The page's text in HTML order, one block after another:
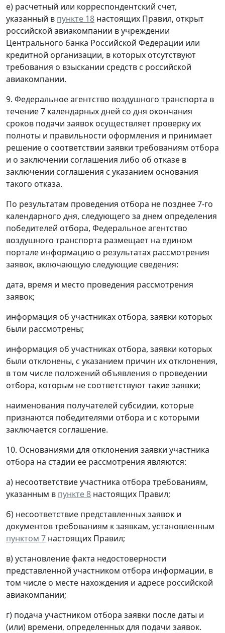
е) расчетный или корреспондентский счет,
указанный в пункте 18 настоящих Правил, открыт
российской авиакомпании в учреждении
Центрального банка Российской Федерации или
кредитной организации, в которых отсутствуют
требования о взыскании средств с российской
авиакомпании.
9. Федеральное агентство воздушного транспорта в
течение 7 календарных дней со дня окончания
сроков подачи заявок осуществляет проверку их
полноты и правильности оформления и принимает
решение о соответствии заявки требованиям отбора
и о заключении соглашения либо об отказе в
заключении соглашения с указанием основания
такого отказа.
По результатам проведения отбора не позднее 7-го
календарного дня, следующего за днем определения
победителей отбора, Федеральное агентство
воздушного транспорта размещает на едином
портале информацию о результатах рассмотрения
заявок, включающую следующие сведения:
дата, время и место проведения рассмотрения
заявок;
информация об участниках отбора, заявки которых
были рассмотрены;
информация об участниках отбора, заявки которых
были отклонены, с указанием причин их отклонения,
в том числе положений объявления о проведении
отбора, которым не соответствуют такие заявки;
наименования получателей субсидии, которые
признаются победителями отбора и с которыми
заключается соглашение.
10. Основаниями для отклонения заявки участника
отбора на стадии ее рассмотрения являются:
а) несоответствие участника отбора требованиям,
указанным в пункте 8 настоящих Правил;
б) несоответствие представленных заявок и
документов требованиям к заявкам, установленным
пунктом 7 настоящих Правил;
в) установление факта недостоверности
представленной участником отбора информации, в
том числе о месте нахождения и адресе российской
авиакомпании;
г) подача участником отбора заявки после даты и
(или) времени, определенных для подачи заявок.